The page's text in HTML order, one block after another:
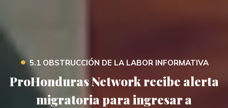
• 5.1 OBSTRUCCIÓN DE LA LABOR INFORMATIVA
ProHonduras Network recibe alerta
migratoria para ingresar a